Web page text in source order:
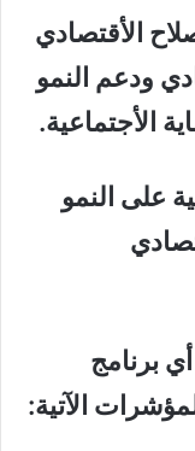
الأقتصادي
ودعم النمو
الأجتماعية.
على النمو
برنامج
الآتية: